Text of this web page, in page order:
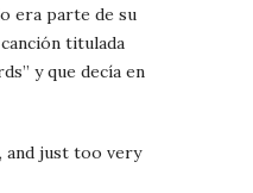
era parte de su
titulada
y que decía en
and just too very